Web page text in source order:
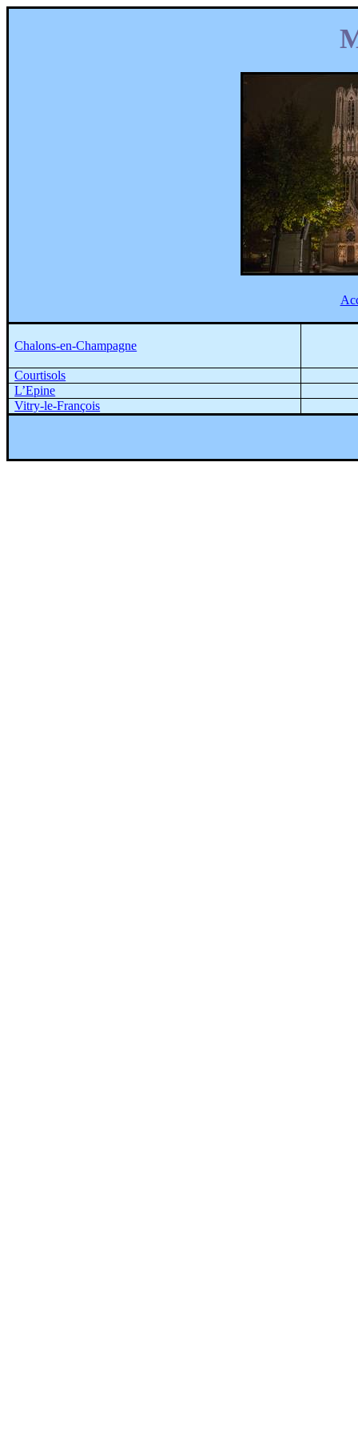
Chalons-en-Champagne
Courtisols
L’Epine
Vitry-le-François